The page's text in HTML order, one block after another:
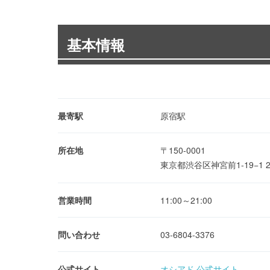
基本情報
最寄駅 原宿駅
所在地
〒150-0001
東京都渋谷区神宮前1-19−1
営業時間 11:00～21:00
問い合わせ 03-6804-3376